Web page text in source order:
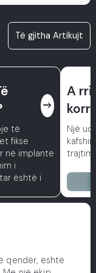
Të gjitha Artikujt
east
të
fikse
në implante
i
është i
A
Një
qendër, është